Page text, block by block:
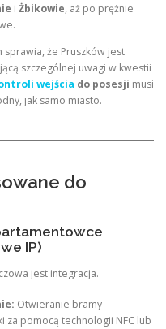
i Żbikowie, aż po prężnie
sprawia, że Pruszków jest
szczególnej uwagi w kwestii
wejścia do posesji musi
jak samo miasto.
do
IP)
jest integracja.
Otwieranie bramy
pomocą technologii NFC lub